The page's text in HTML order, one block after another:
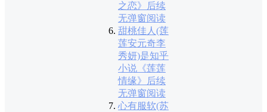
之恋》后续
无弹窗阅读
甜桃佳人(莲
莲安元奇李
秀妍)是知乎
小说《莲莲
情缘》后续
无弹窗阅读
心有服软(苏